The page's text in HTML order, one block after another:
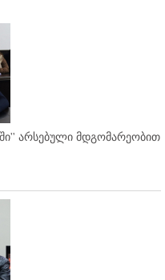
არსებული მდგომარეობით